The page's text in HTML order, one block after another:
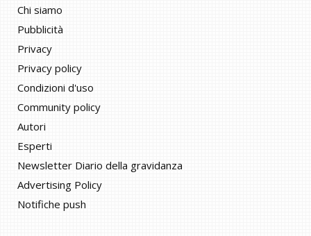
Chi siamo
Pubblicità
Privacy
Privacy policy
Condizioni d'uso
Community policy
Autori
Esperti
Newsletter Diario della gravidanza
Advertising Policy
Notifiche push